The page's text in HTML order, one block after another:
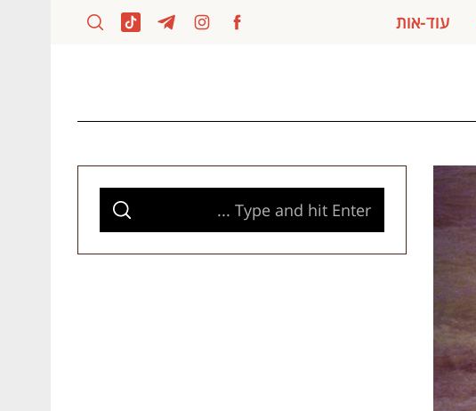
עוד-אות
a
S
A
C